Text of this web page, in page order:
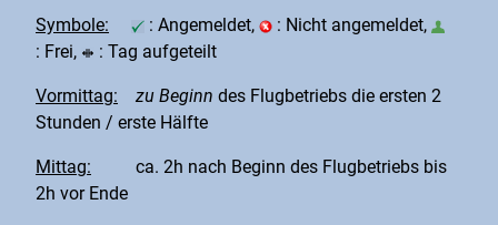
Symbole: : Angemeldet,
: Nicht angemeldet,
: Frei,
: Tag aufgeteilt
Vormittag: zu Beginn des Flugbetriebs die ersten 2
Stunden / erste Hälfte
Mittag: ca. 2h nach Beginn des Flugbetriebs bis
2h vor Ende